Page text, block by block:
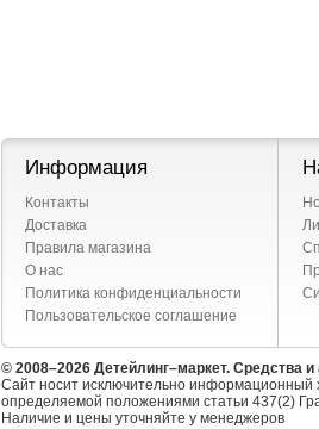
Информация
Контакты
Доставка
Правила магазина
О нас
Политика конфиденциальности
Пользовательское соглашение
© 2008–2026 Детейлинг–маркет. Средства
Сайт носит исключительно информационный
определяемой положениями статьи 437(2)
Наличие и цены уточняйте у менеджеров